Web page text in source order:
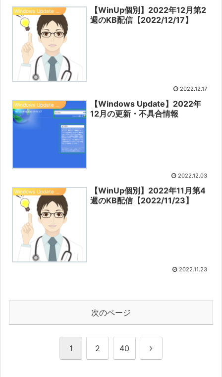
【WinUp個別】2022年12月第2
週のKB配信【2022/12/17】
2022.12.17
【Windows Update】2022年
12月の更新・不具合情報
2022.12.03
【WinUp個別】2022年11月第4
週のKB配信【2022/11/23】
2022.11.23
次のページ
1 2 40 次